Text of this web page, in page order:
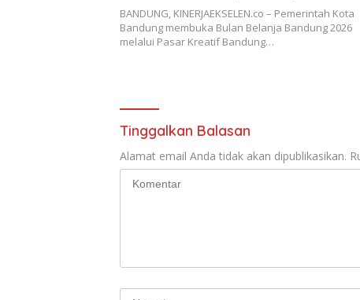
BANDUNG, KINERJAEKSELEN.co – Pemerintah Kota
Bandung membuka Bulan Belanja Bandung 2026
melalui Pasar Kreatif Bandung…
Tinggalkan Balasan
Alamat email Anda tidak akan dipublikasikan.